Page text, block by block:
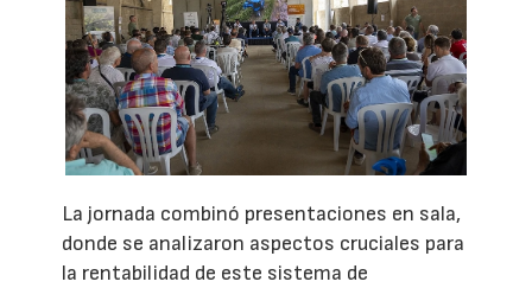
La jornada combinó presentaciones en sala,
donde se analizaron aspectos cruciales para
la rentabilidad de este sistema de